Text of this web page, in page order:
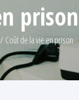
prison
Coût de la vie en prison